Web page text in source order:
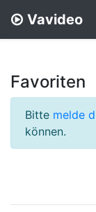
Vavideo
Favoriten
Bitte melde
können.